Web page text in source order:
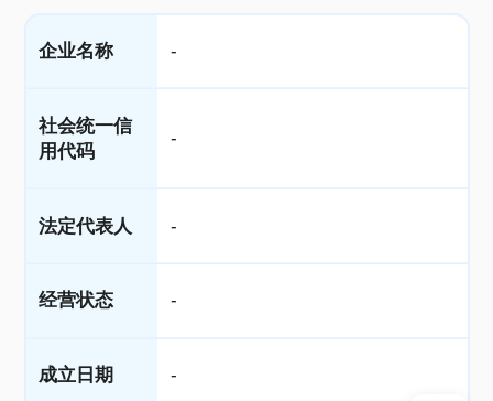
企业名称 -
社会统一信
用代码
-
法定代表人 -
经营状态 -
成立日期 -